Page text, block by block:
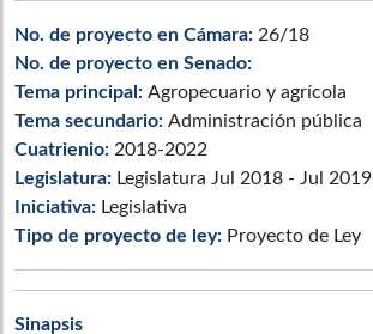
No. de proyecto en Cámara: 26/18
No. de proyecto en Senado:
Tema principal: Agropecuario y agrícola
Tema secundario: Administración pública
Cuatrienio: 2018-2022
Legislatura: Legislatura Jul 2018 - Jul 2019
Iniciativa: Legislativa
Tipo de proyecto de ley: Proyecto de Ley
Sinapsis